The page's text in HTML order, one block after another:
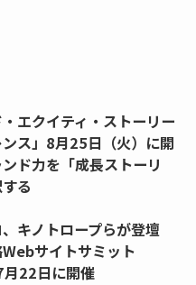
・エクイティ・ストーリー
ス」8月25日（火）に開
ド力を「成長ストーリ
る
キノトロープらが登壇
Webサイトサミット
22日に開催